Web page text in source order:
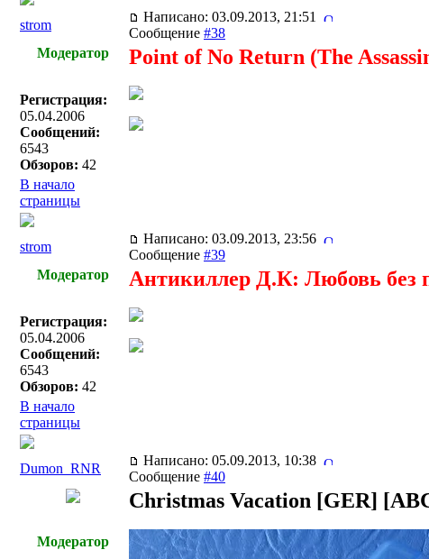
strom
Написано: 03.09.2013, 21:51
Сообщение #38
Модератор
Регистрация:
05.04.2006
Сообщений:
6543
Обзоров: 42
Point of No Return (The
В начало
страницы
strom
Написано: 03.09.2013, 23:56
Сообщение #39
Модератор
Регистрация:
05.04.2006
Сообщений:
6543
Обзоров: 42
Антикиллер Д.К: Любовь без
В начало
страницы
Dumon_RNR
Написано: 05.09.2013, 10:38
Сообщение #40
Модератор
Christmas Vacation [GER]